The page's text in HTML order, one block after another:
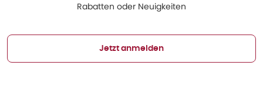
Rabatten oder Neuigkeiten
Jetzt anmelden